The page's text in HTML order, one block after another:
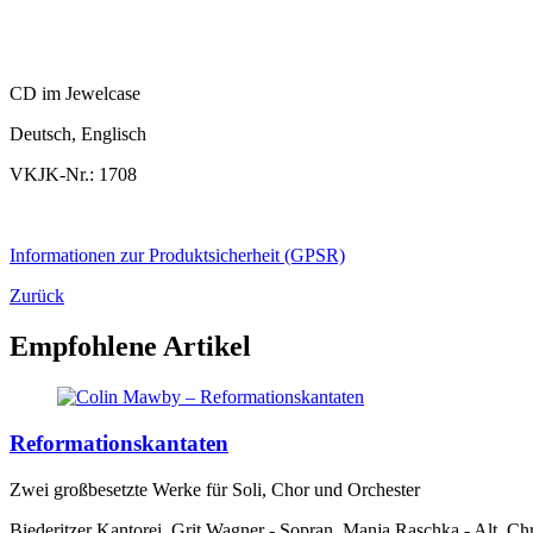
CD im Jewelcase
Deutsch, Englisch
VKJK-Nr.: 1708
Informationen zur Produktsicherheit (GPSR)
Zurück
Empfohlene Artikel
Reformationskantaten
Zwei großbesetzte Werke für Soli, Chor und Orchester